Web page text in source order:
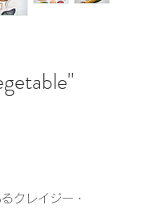
クレイジー・